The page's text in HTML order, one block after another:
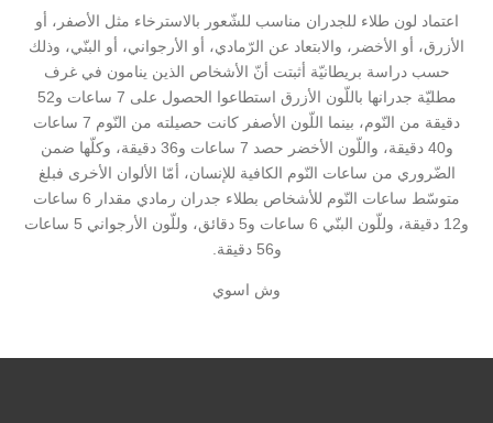
اعتماد لون طلاء للجدران مناسب للشّعور بالاسترخاء مثل الأصفر، أو
الأزرق، أو الأخضر، والابتعاد عن الرّمادي، أو الأرجواني، أو البنّي، وذلك
حسب دراسة بريطانيّة أثبتت أنّ الأشخاص الذين ينامون في غرف
مطليّة جدرانها باللّون الأزرق استطاعوا الحصول على 7 ساعات و52
دقيقة من النّوم، بينما اللّون الأصفر كانت حصيلته من النّوم 7 ساعات
و40 دقيقة، واللّون الأخضر حصد 7 ساعات و36 دقيقة، وكلّها ضمن
الضّروري من ساعات النّوم الكافية للإنسان، أمّا الألوان الأخرى فبلغ
متوسّط ساعات النّوم للأشخاص بطلاء جدران رمادي مقدار 6 ساعات
و12 دقيقة، وللّون البنّي 6 ساعات و5 دقائق، وللّون الأرجواني 5 ساعات
و56 دقيقة.
وش اسوي